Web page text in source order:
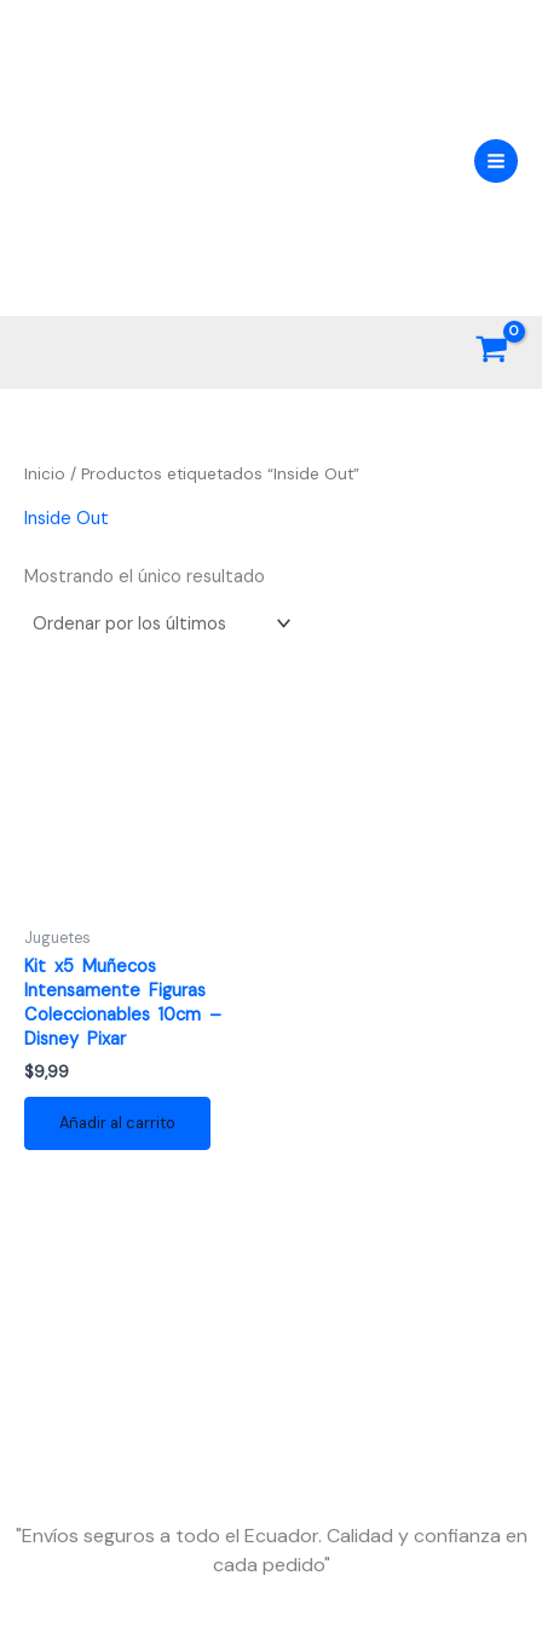
Inicio / Productos etiquetados “Inside Out”
Inside Out
Mostrando el único resultado
Juguetes
Kit x5 Muñecos
Intensamente Figuras
Coleccionables 10cm –
Disney Pixar
$9,99
Añadir al carrito
"Envíos seguros a todo el Ecuador. Calidad y confianza en
cada pedido"